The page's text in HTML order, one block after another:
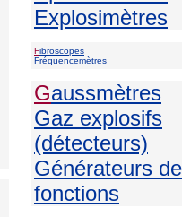
Explosimètres
Fibroscopes
Fréquencemètres
Gaussmètres
Gaz explosifs
(détecteurs)
Générateurs de
fonctions